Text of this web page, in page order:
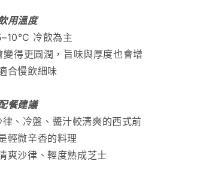
用溫度
冷飲為主
得更圓潤，旨味與厚度也會增
合慢飲細味
餐建議
、冷盤、醬汁較清爽的西式前
輕微辛香的料理
爽沙律、輕度熟成芝士